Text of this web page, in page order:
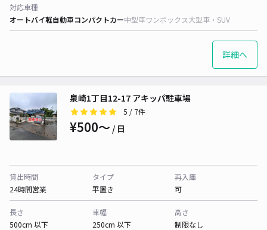
対応車種
オートバイ軽自動車コンパクトカー中型車ワンボックス大型車・SUV
詳細へ
泉崎1丁目12-17 アキッパ駐車場
5 / 7件
¥500〜 / 日
貸出時間
24時間営業
タイプ
平置き
再入庫
可
長さ
500cm 以下
車幅
250cm 以下
高さ
制限なし